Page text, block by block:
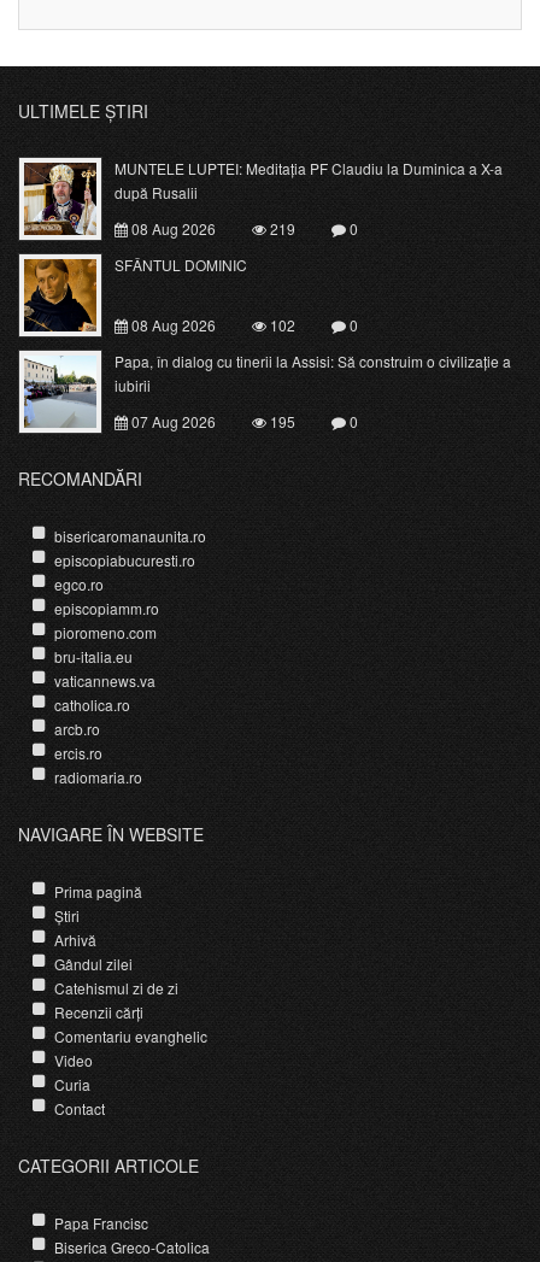
ULTIMELE ȘTIRI
MUNTELE LUPTEI: Meditația PF Claudiu la Duminica a X-a
după Rusalii
08 Aug 2026
219
0
SFÂNTUL DOMINIC
08 Aug 2026 102
0
Papa, în dialog cu tinerii la Assisi: Să construim o civilizație a
iubirii
07 Aug 2026
195 0
RECOMANDĂRI
bisericaromanaunita.ro
episcopiabucuresti.ro
egco.ro
episcopiamm.ro
pioromeno.com
bru-italia.eu
vaticannews.va
catholica.ro
arcb.ro
ercis.ro
radiomaria.ro
NAVIGARE ÎN WEBSITE
Prima pagină
Știri
Arhivă
Gândul zilei
Catehismul zi de zi
Recenzii cărți
Comentariu evanghelic
Video
Curia
Contact
CATEGORII ARTICOLE
Papa Francisc
Biserica Greco-Catolica